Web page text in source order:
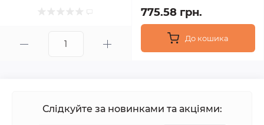
775.58 грн.
До кошика
Слідкуйте за новинками та акціями: